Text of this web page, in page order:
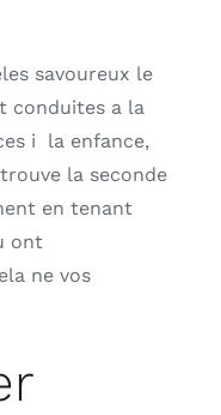
savoureux le
conduites a la
i la enfance,
la seconde
en tenant
ont
ne vos